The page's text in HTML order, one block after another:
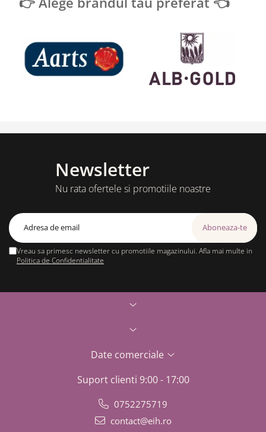
Newsletter
Nu rata ofertele si promotiile noastre
Vreau sa primesc newsletter cu promotiile magazinului. Afla mai multe in
Politica de Confidentialitate
Date comerciale
Suport clienti 9:00 - 17:00
0752275719
contact@eih.ro